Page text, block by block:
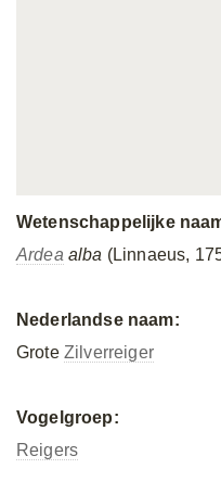
Wetenschappelijke
Ardea alba (Linnaeus,
Nederlandse naam:
Grote Zilverreiger
Vogelgroep:
Reigers